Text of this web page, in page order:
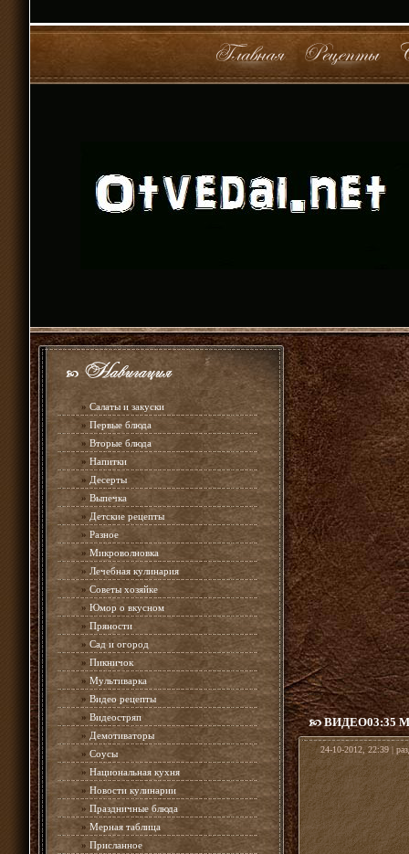
» Салаты и закуски
» Первые блюда
» Вторые блюда
» Напитки
»Десерты
» Выпечка
» Детские рецепты
» Разное
» Микроволновка
» Лечебная кулинария
» Советы хозяйке
» Юмор о вкусном
» Пряности
» Сад и огород
» Пикничок
» Мультиварка
» Видео рецепты
» Видеостряп
» Демотиваторы
» Соусы
» Национальная кухня
» Новости кулинарии
» Праздничные блюда
» Мерная таблица
» Присланное
ВИДЕО03:35
24-10-2012, 22:39 |